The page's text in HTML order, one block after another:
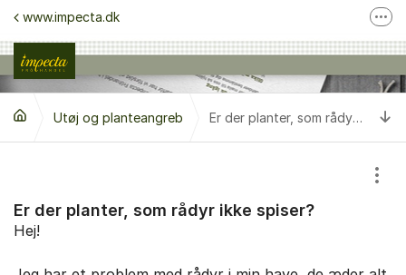
Gå til indhold
www.impecta.dk
Kontakt kundeservice
Følg os på Facebook
Følg os på Instagram
Utøj og planteangreb Er der planter, som rådyr ikke spiser?
Er der planter, som rådyr ikke spiser?
Vis/
Hej!